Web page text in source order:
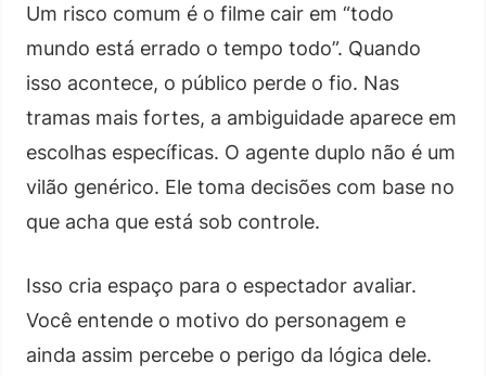
Um risco comum é o filme cair em “todo
mundo está errado o tempo todo”. Quando
isso acontece, o público perde o fio. Nas
tramas mais fortes, a ambiguidade aparece em
escolhas específicas. O agente duplo não é um
vilão genérico. Ele toma decisões com base no
que acha que está sob controle.
Isso cria espaço para o espectador avaliar.
Você entende o motivo do personagem e
ainda assim percebe o perigo da lógica dele.